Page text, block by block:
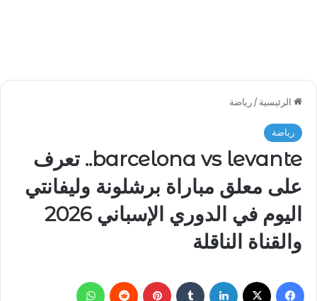
الرئيسية / رياضة
رياضة
barcelona vs levante.. تعرف
على معلق مباراة برشلونة وليفانتي
اليوم في الدوري الإسباني 2026
والقناة الناقلة
فيسبوك لينكدإن بينتيريست